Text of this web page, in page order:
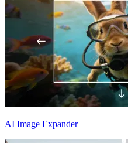
AI Image Expander